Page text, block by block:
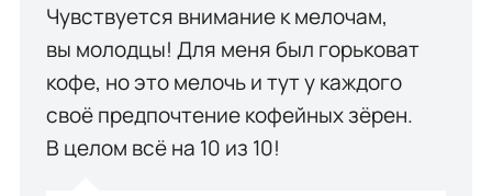
Чувствуется внимание к мелочам,
вы молодцы! Для меня был горьковат
кофе, но это мелочь и тут у каждого
своё предпочтение кофейных зёрен.
В целом всё на 10 из 10!